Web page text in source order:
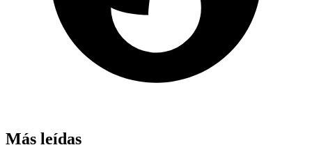
Más leídas